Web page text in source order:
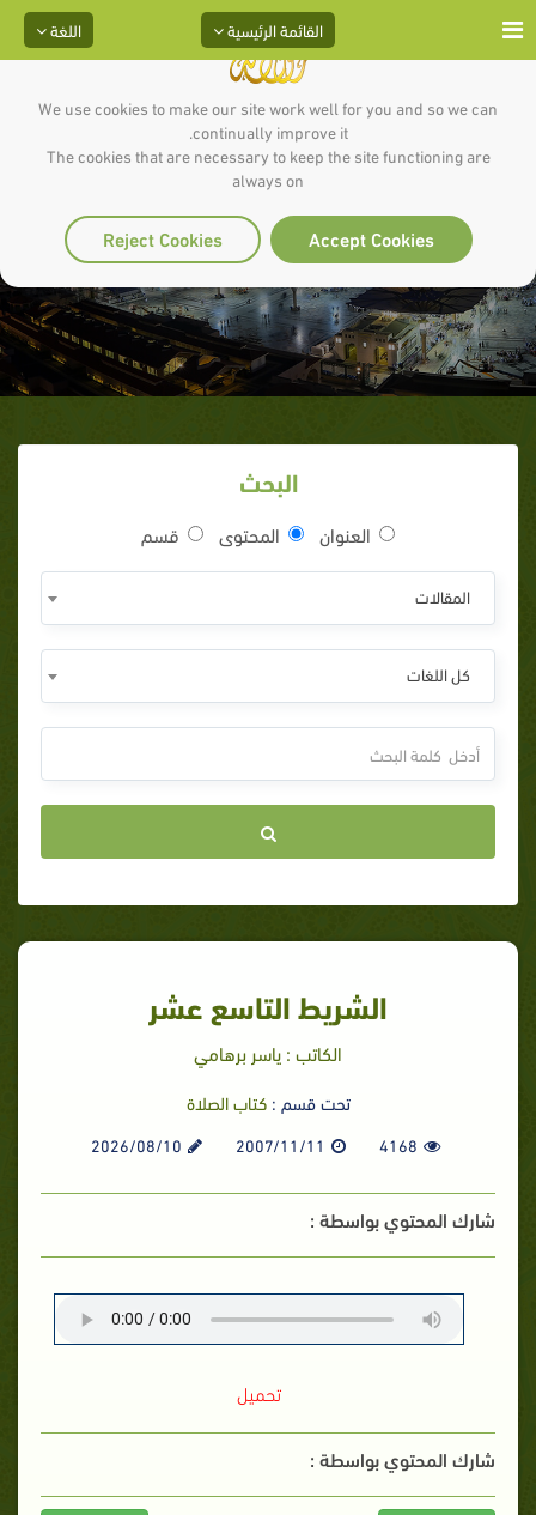
We use cookies to make our site work well for you and so we can
continually improve it.
The cookies that are necessary to keep the site functioning are
always on
Accept Cookies
Reject Cookies
اللغة القائمة الرئيسية
الشريط التاسع عشر
البحث
العنوان المحتوى قسم
المقالات
كل اللغات
الشريط التاسع عشر
الكاتب : ياسر برهامي
تحت قسم :كتاب الصلاة
4168
2007/11/11
2026/08/10
شارك المحتوي بواسطة :
تحميل
شارك المحتوي بواسطة :